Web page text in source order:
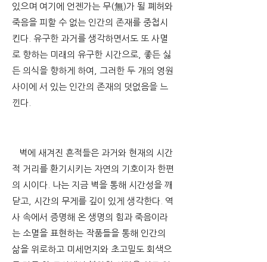
있으며 여기에 언젠가는 무(無)가 될 폐허와
죽음을 피할 수 없는 인간의 존재를 중첩시
킨다. 유구한 과거를 생각하면서도 또 사멸
로 향하는 미래의 유구한 시간으로, 좋든 싫
든 의식을 향하게 하여, 그러한 두 개의 영원
사이에 서 있는 인간의 존재의 덧없음을 느
낀다.
벽에 새겨진 흔적들은 과거와 현재의 시간
적 거리를 환기시키는 자연의 기호이자 한편
의 시이다. 나는 지금 벽을 통해 시간성을 깨
닫고, 시간의 무게를 깊이 있게 생각한다. 역
사 속에서 증명해 온 생명의 힘과 죽음이라
는 소멸을 표현하는 작품들을 통해 인간의
삶을 위로하고 미세먼지와 초고밀도 회색으